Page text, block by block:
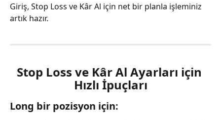
Giriş, Stop Loss ve Kâr Al için net bir planla işleminiz
artık hazır.
Stop Loss ve Kâr Al Ayarları için
Hızlı İpuçları
Long bir pozisyon için: